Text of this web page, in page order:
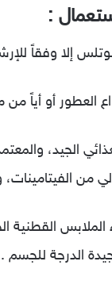
:
الغذائي الجيد،
من
القطنية
الدرجة للجسم .